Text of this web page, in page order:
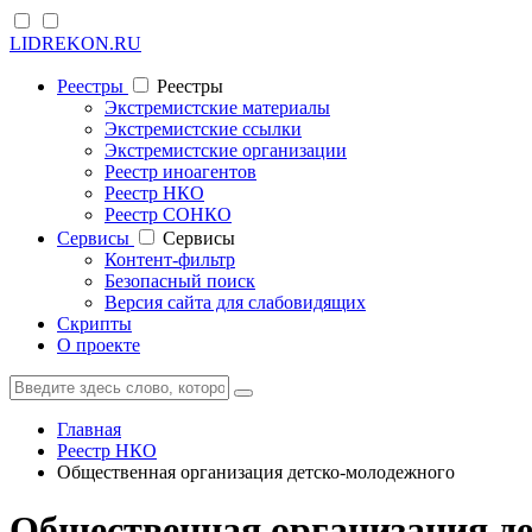
LIDREKON.RU
Реестры
Реестры
Экстремистские материалы
Экстремистские ссылки
Экстремистские организации
Реестр иноагентов
Реестр НКО
Реестр СОНКО
Cервисы
Cервисы
Контент-фильтр
Безопасный поиск
Версия сайта для слабовидящих
Скрипты
О проекте
Главная
Реестр НКО
Общественная организация детско-молодежного